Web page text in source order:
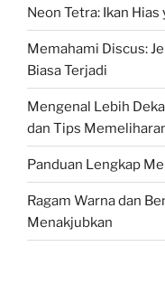
Neon Tetra: Ikan
Memahami Discus:
Biasa Terjadi
Mengenal Lebih
dan Tips
Panduan Lengkap
Ragam Warna dan
Menakjubkan